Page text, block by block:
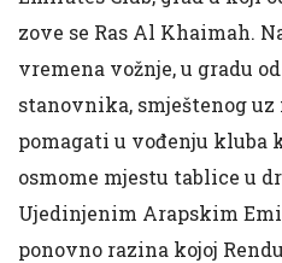
zove se Ras Al Khaimah.
vremena vožnje, u gradu
stanovnika, smještenog uz
pomagati u vođenju kluba
osmome mjestu tablice u
Ujedinjenim Arapskim
ponovno razina kojoj